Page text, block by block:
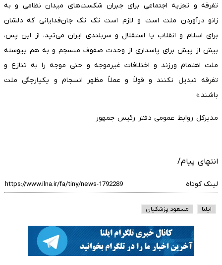
تفرقه و تجزیه اجتماعی برای جبران شکست‌های میدان نظامی و به
زانو درآوردن ملت است و لازم است تک تک جان‌فدایانی که دلشان
برای اسلام و انقلاب یا استقلال و سربلندی ایران می‌تپد، از این پس،
بیش از پیش برای پاسداری از وحدت صفوف منسجم و به هم پیوسته
ملت اهتمام ورزند و اختلافات غیرموجه و حتی موجه را به تنازع و
تفرقه تبدیل نکنند و قولاً و عملاً مظهر انسجام و یکپارچگی ملت
باشند.»
مدیرکل روابط عمومی دفتر رئیس جمهور
انتهای پیام/
لینک کوتاه
ایلنا مسعود پزشکیان